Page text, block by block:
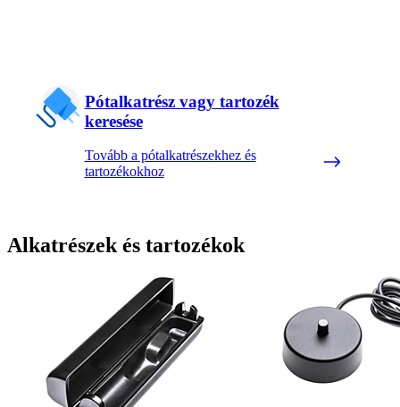
Pótalkatrész vagy tartozék
keresése
Tovább a pótalkatrészekhez és
tartozékokhoz
Alkatrészek és tartozékok